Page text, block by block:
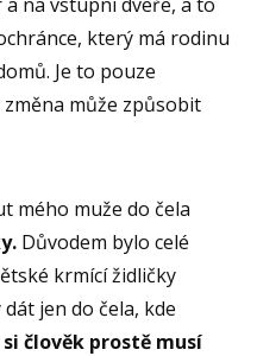
který má rodinu
Je to pouze
může způsobit
mého muže do čela
Důvodem bylo celé
krmící židličky
jen do čela, kde
člověk prostě musí